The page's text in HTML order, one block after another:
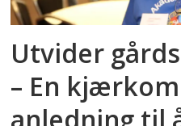
Utvider
– En